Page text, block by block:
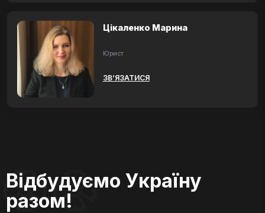
Цікаленко Марина
Юрист
ЗВ’ЯЗАТИСЯ
Відбудуємо Україну
разом!